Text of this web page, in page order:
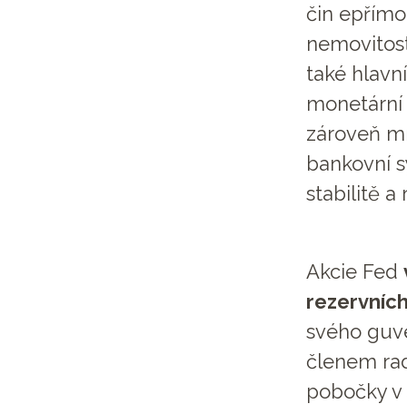
čin
také
zároveň
bankovní
stabilitě a
Akcie Fed
svého
členem
pobočky